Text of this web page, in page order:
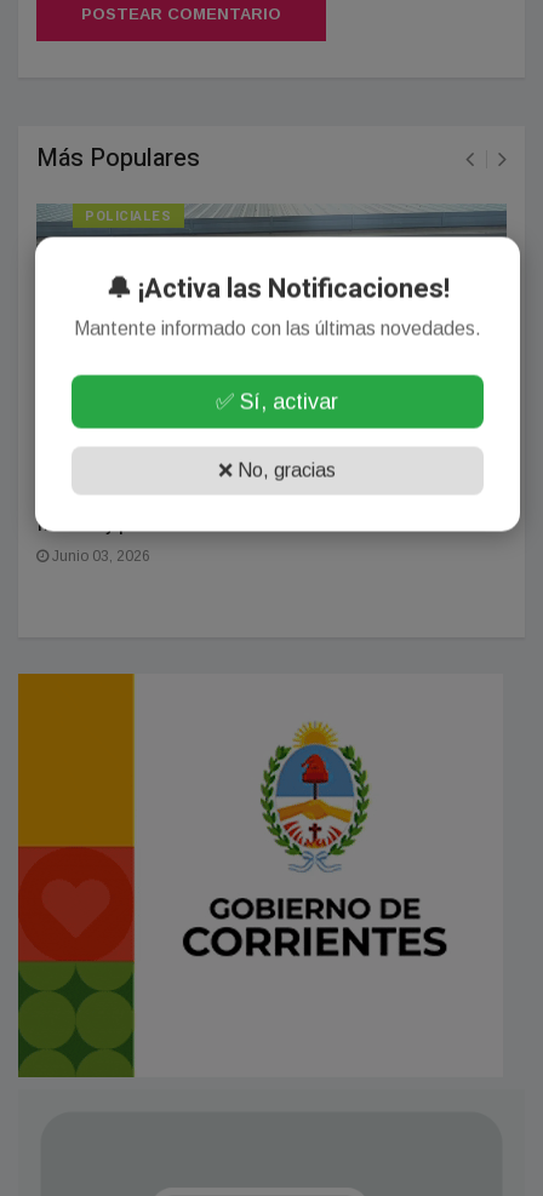
POSTEAR COMENTARIO
Más Populares
POLICIALES
PASO DE LA PATRIA. Dos detenidos tras recuperar un
freezer y prendas robadas en Paso de la Patria
Junio 03, 2026
🔔 ¡Activa las Notificaciones!
Mantente informado con las últimas novedades.
✅ Sí, activar
❌ No, gracias